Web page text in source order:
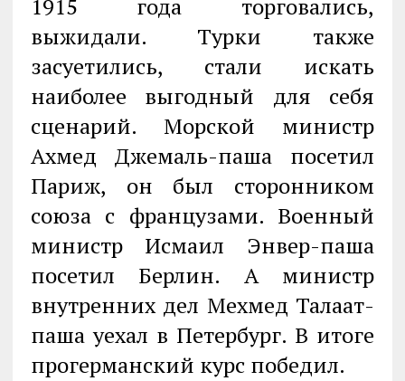
1915 года торговались,
выжидали. Турки также
засуетились, стали искать
наиболее выгодный для себя
сценарий. Морской министр
Ахмед Джемаль-паша посетил
Париж, он был сторонником
союза с французами. Военный
министр Исмаил Энвер-паша
посетил Берлин. А министр
внутренних дел Мехмед Талаат-
паша уехал в Петербург. В итоге
прогерманский курс победил.